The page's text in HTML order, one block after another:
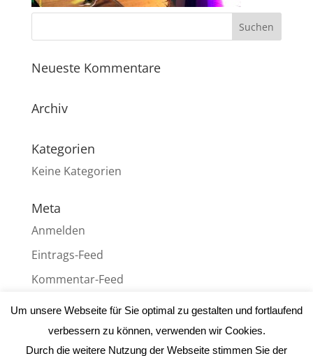
Neueste Kommentare
Archiv
Kategorien
Keine Kategorien
Meta
Anmelden
Eintrags-Feed
Kommentar-Feed
WordPress.org
Um unsere Webseite für Sie optimal zu gestalten und fortlaufend
verbessern zu können, verwenden wir Cookies.
Durch die weitere Nutzung der Webseite stimmen Sie der